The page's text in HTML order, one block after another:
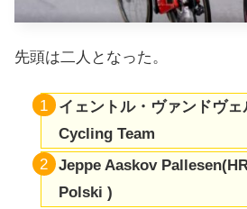
先頭は二人となった。
イェントル・ヴァンドヴ
Cycling Team
Jeppe Aaskov
Polski )